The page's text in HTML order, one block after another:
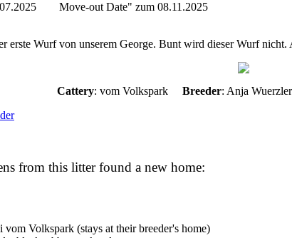
Move-out Date" zum 08.11.2025
erste Wurf von unserem George. Bunt wird dieser Wurf
Cattery: vom Volkspark Breeder: Anja
from this litter found a new home:
vom Volkspark (stays at their breeder's home)